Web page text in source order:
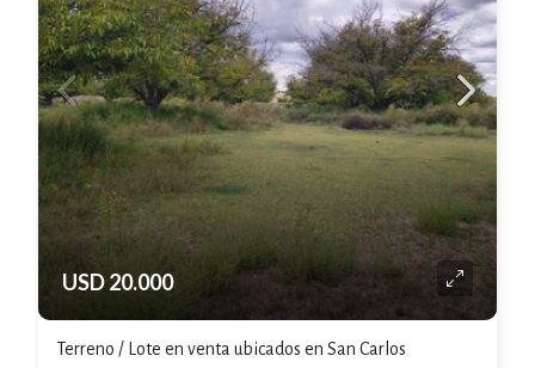
USD 20.000
Terreno / Lote en venta ubicados en San Carlos